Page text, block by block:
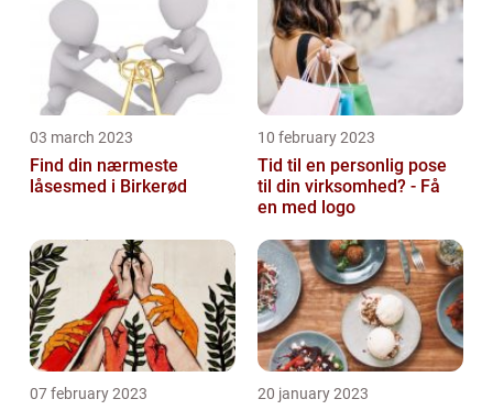
03 march 2023
Find din nærmeste
låsesmed i Birkerød
10 february 2023
Tid til en personlig pose
til din virksomhed? - Få
en med logo
07 february 2023 20 january 2023